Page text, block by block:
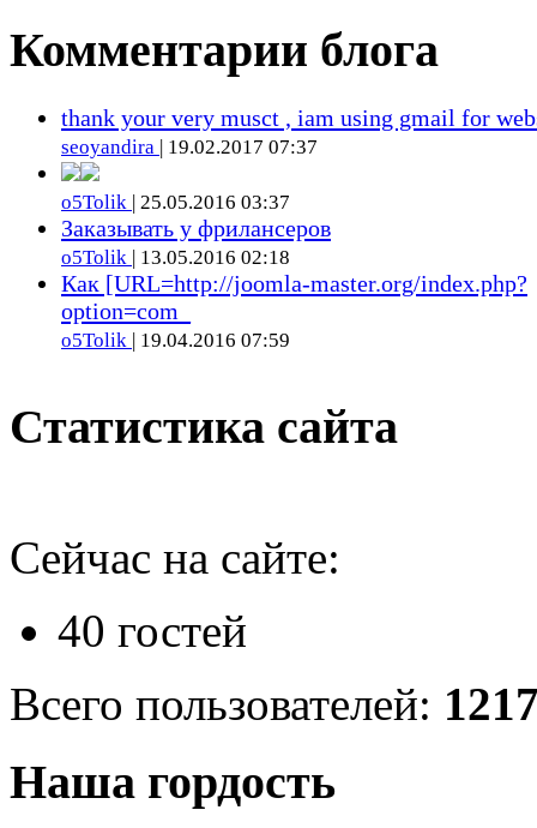
Комментарии блога
thank your very musct , iam using gmail for
seoyandira | 19.02.2017 07:37
o5Tolik | 25.05.2016 03:37
Заказывать у фрилансеров
o5Tolik | 13.05.2016 02:18
Как [URL=http://joomla-master.org/index.php?
option=com_
o5Tolik | 19.04.2016 07:59
Статистика сайта
Сейчас на сайте:
40 гостей
Всего пользователей:
Наша гордость